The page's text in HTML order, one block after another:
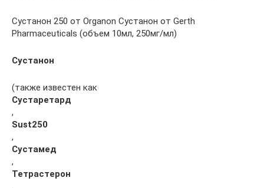
Сустанон 250 от Organon Сустанон от Gerth
Pharmaceuticals (объем 10мл, 250мг/мл)
Сустанон
(также известен как
Сустаретард
,
Sust250
,
Сустамед
,
Тетрастерон